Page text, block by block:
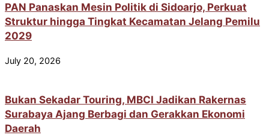
PAN Panaskan Mesin Politik di Sidoarjo, Perkuat
Struktur hingga Tingkat Kecamatan Jelang Pemilu
2029
July 20, 2026
Bukan Sekadar Touring, MBCI Jadikan Rakernas
Surabaya Ajang Berbagi dan Gerakkan Ekonomi
Daerah